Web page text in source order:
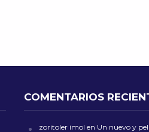
COMENTARIOS
zoritoler imol en Un nuevo y